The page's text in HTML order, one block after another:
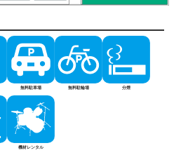
無料駐車場 無料駐輪場 分煙
機材レンタル